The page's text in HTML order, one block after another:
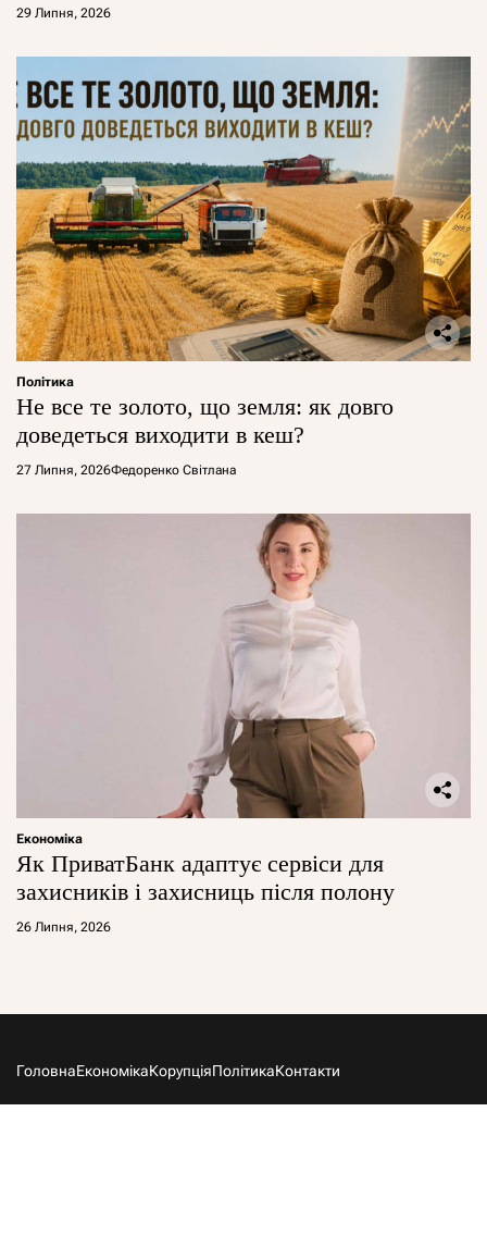
29 Липня, 2026
Політика
Не все те золото, що земля: як довго
доведеться виходити в кеш?
27 Липня, 2026Федоренко Світлана
Економіка
Як ПриватБанк адаптує сервіси для
захисників і захисниць після полону
26 Липня, 2026
ГоловнаЕкономікаКорупціяПолітикаКонтакти